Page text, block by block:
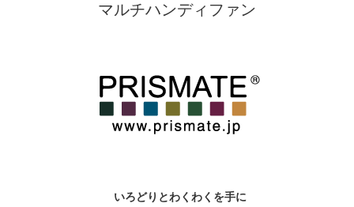
マルチハンディファン
いろどりとわくわくを手に